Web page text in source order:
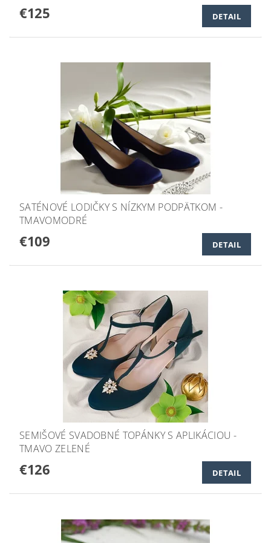
€125 DETAIL
SATÉNOVÉ LODIČKY S NÍZKYM PODPÄTKOM -
TMAVOMODRÉ
€109 DETAIL
SEMIŠOVÉ SVADOBNÉ TOPÁNKY S APLIKÁCIOU -
TMAVO ZELENÉ
€126 DETAIL